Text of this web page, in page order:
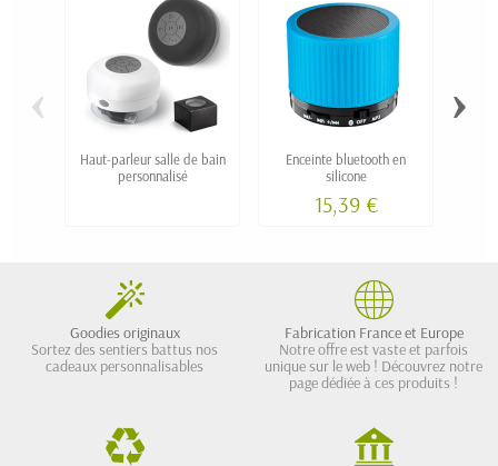
Haut-parleur salle de bain
personnalisé
Enceinte bluetooth en
silicone
15,39 €
‹ ›
Goodies originaux
Sortez des sentiers battus nos
cadeaux personnalisables
Fabrication France et Europe
Notre offre est vaste et parfois
unique sur le web ! Découvrez notre
page dédiée à ces produits !